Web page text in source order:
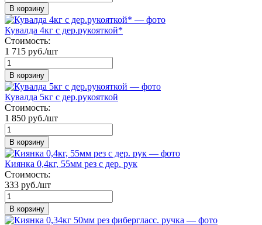
В корзину
Кувалда 4кг с дер.рукояткой*
Стоимость:
1 715 руб./шт
В корзину
Кувалда 5кг с дер.рукояткой
Стоимость:
1 850 руб./шт
В корзину
Киянка 0,4кг, 55мм рез с дер. рук
Стоимость:
333 руб./шт
В корзину